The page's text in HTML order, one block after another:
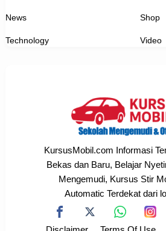
News Shop
Technology Video
KursusMobil.com Informasi
Bekas dan Baru, Belajar
Mengemudi, Kursus Stir
Automatic Terdekat dari